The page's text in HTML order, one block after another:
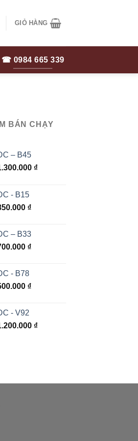
GIỎ HÀNG
☎ 0984 665 339
BÁN CHẠY
– B45
₫
- B15
₫
– B33
₫
- B78
₫
- V92
₫